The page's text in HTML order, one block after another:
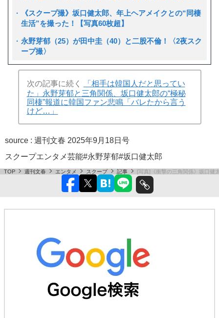
《スクープ撮》坂口健太郎、年上ヘアメイクとの“同棲
生活”を撮った！【写真60枚超】
永野芽郁（25）が田中圭（40）と二股不倫！〈2夜スク
ープ撮〉
次の記事に続く
「相手は韓国人だと思ってい
た」永野芽郁と三角関係、坂口健太郎の“極秘
同棲”報道に韓国ファン悲鳴「バレたから言う
けど…」
source : 週刊文春 2025年9月18日号
スクープエンタメ芸能#永野芽郁#坂口健太郎
TOP 週刊文春 エンタメ スクープ 記事 [写真]《衝撃の三角関係》坂口健